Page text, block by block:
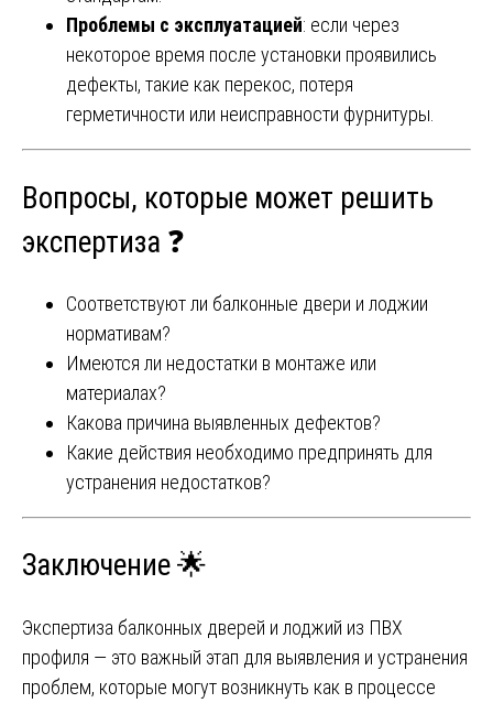
Проблемы с эксплуатацией: если через
некоторое время после установки проявились
дефекты, такие как перекос, потеря
герметичности или неисправности фурнитуры.
Вопросы, которые может решить
экспертиза ❓
Соответствуют ли балконные двери и лоджии
нормативам?
Имеются ли недостатки в монтаже или
материалах?
Какова причина выявленных дефектов?
Какие действия необходимо предпринять для
устранения недостатков?
Заключение 🌟
Экспертиза балконных дверей и лоджий из ПВХ
профиля — это важный этап для выявления и устранения
проблем, которые могут возникнуть как в процессе